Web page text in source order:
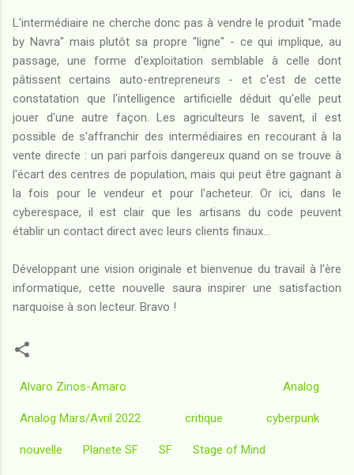
L'intermédiaire ne cherche donc pas à vendre le produit "made
by Navra" mais plutôt sa propre "ligne" - ce qui implique, au
passage, une forme d'exploitation semblable à celle dont
pâtissent certains auto-entrepreneurs - et c'est de cette
constatation que l'intelligence artificielle déduit qu'elle peut
jouer d'une autre façon. Les agriculteurs le savent, il est
possible de s'affranchir des intermédiaires en recourant à la
vente directe : un pari parfois dangereux quand on se trouve à
l'écart des centres de population, mais qui peut être gagnant à
la fois pour le vendeur et pour l'acheteur. Or ici, dans le
cyberespace, il est clair que les artisans du code peuvent
établir un contact direct avec leurs clients finaux...
Développant une vision originale et bienvenue du travail à l'ère
informatique, cette nouvelle saura inspirer une satisfaction
narquoise à son lecteur. Bravo !
Alvaro Zinos-Amaro Analog
Analog Mars/Avril 2022 critique cyberpunk
nouvelle Planete SF SF Stage of Mind